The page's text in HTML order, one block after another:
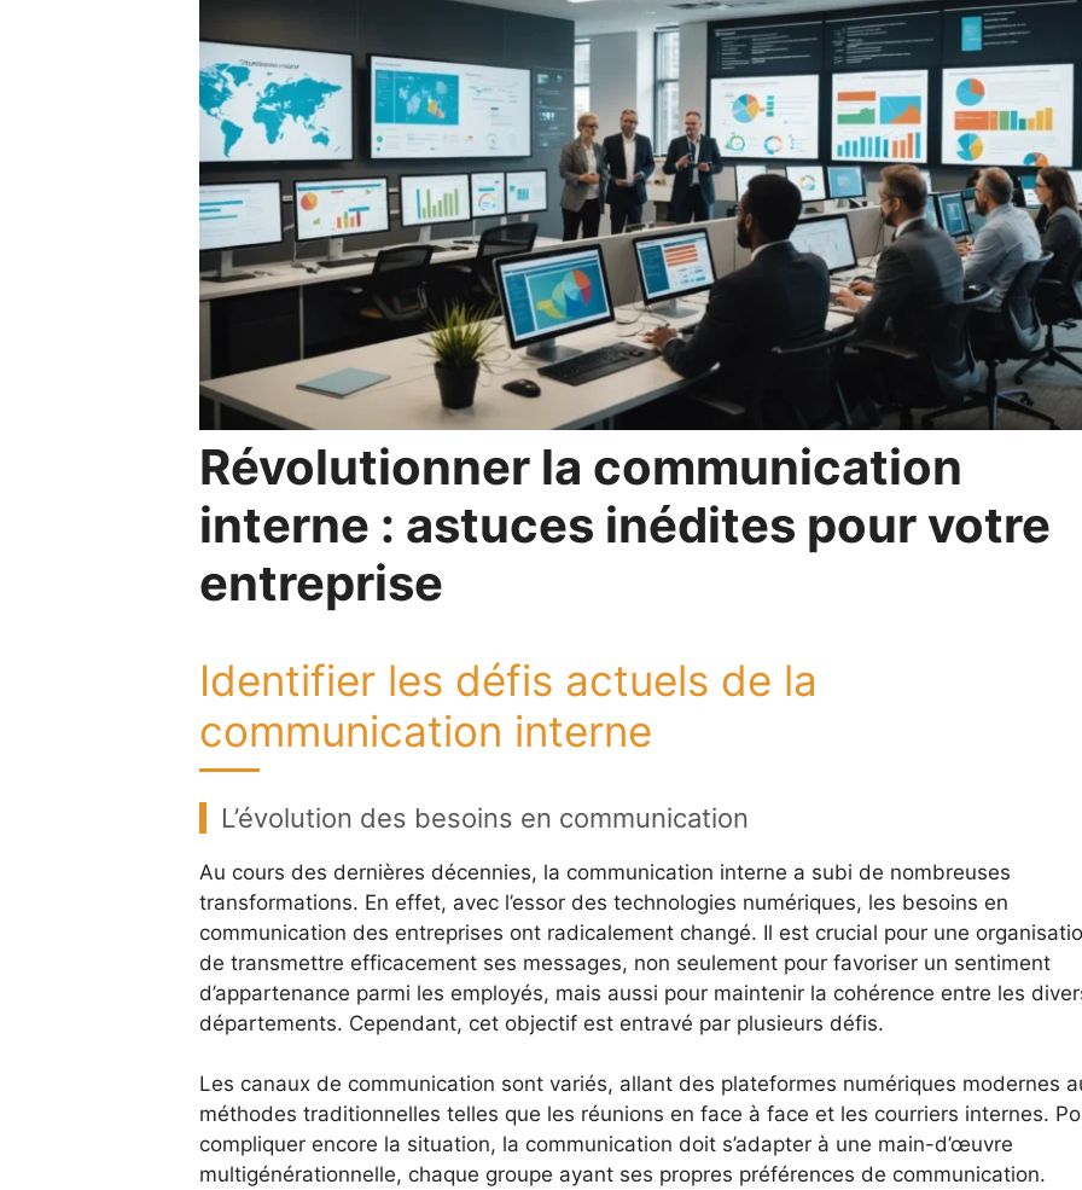
Révolutionner la communication
interne : astuces inédites pour votre
entreprise
Identifier les défis actuels de la
communication interne
L’évolution des besoins en communication
Au cours des dernières décennies, la communication interne a subi de nombreuses
transformations. En effet, avec l’essor des technologies numériques, les besoins en
communication des entreprises ont radicalement changé. Il est crucial pour une
de transmettre efficacement ses messages, non seulement pour favoriser un sentiment
d’appartenance parmi les employés, mais aussi pour maintenir la cohérence entre les
départements. Cependant, cet objectif est entravé par plusieurs défis.
Les canaux de communication sont variés, allant des plateformes numériques modernes
méthodes traditionnelles telles que les réunions en face à face et les courriers internes.
compliquer encore la situation, la communication doit s’adapter à une main-d’œuvre
multigénérationnelle, chaque groupe ayant ses propres préférences de communication.